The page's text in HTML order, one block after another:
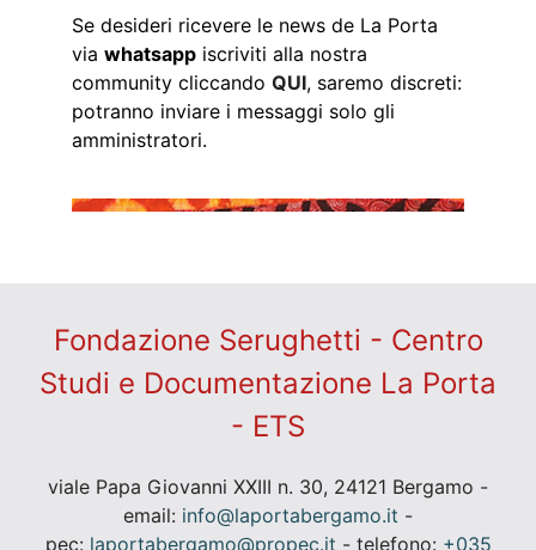
Se desideri ricevere le news de La Porta
via whatsapp iscriviti alla nostra
community cliccando QUI, saremo discreti:
potranno inviare i messaggi solo gli
amministratori.
Fondazione Serughetti - Centro
Studi e Documentazione La Porta
- ETS
viale Papa Giovanni XXIII n. 30, 24121 Bergamo -
email: info@laportabergamo.it -
pec: laportabergamo@propec.it - telefono: +035